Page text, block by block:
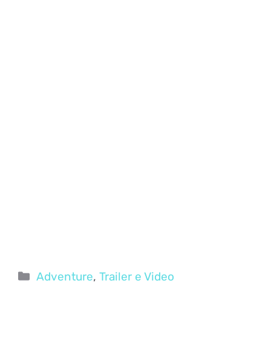
Categorie
Adventure,Trailer e Video